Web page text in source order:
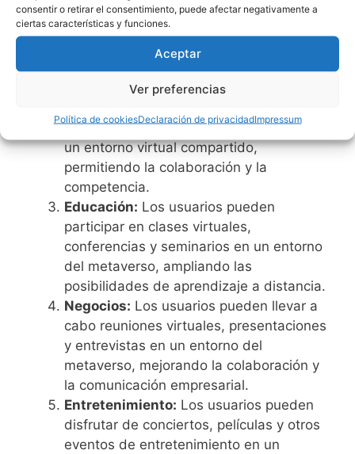
consentir o retirar el consentimiento, puede afectar negativamente a
ciertas características y funciones.
Aceptar
Ver preferencias
Política de cookiesDeclaración de privacidadImpressum
transparente y protegida. Esta guÃ­a sobre
explica cÃ³mo
verificar la autorizaciÃ³n de la DGOJ, comparar
operadores legales y conocer sus mÃ©todos de
responsable.
El uso de criptomonedas en el entretenimiento
digital sigue creciendo gracias a la rapidez y
estabilidad de las transacciones. Para conocer
plataformas, bonos y redes compatibles como
TRC20 o BEP20, consulta esta guÃ­a sobrecasinos
y compara las principales opciones
disponibles.
Elegir una plataforma regulada es fundamental
para disfrutar de una experiencia de juego mÃ¡s
segura, transparente y responsable. Consulta esta
guÃ­a de losmejores casinos online legales en
EspaÃ±a 2026para comparar operadores,
licencias, mÃ©todos de pago y otros criterios
relevantes antes de registrarte.
Realidad virtual:
interactuar con otros en un entorno
virtual en 3D, creando experiencias
inmersivas y sociales.
jugar videojuegos en línea con otros en
un entorno virtual compartido,
permitiendo la colaboración y la
competencia.
Educación: Los usuarios pueden
participar en clases virtuales,
conferencias y seminarios en un entorno
del metaverso, ampliando las
posibilidades de aprendizaje a distancia.
Negocios: Los usuarios pueden llevar a
cabo reuniones virtuales, presentaciones
y entrevistas en un entorno del
metaverso, mejorando la colaboración y
la comunicación empresarial.
Entretenimiento: Los usuarios pueden
disfrutar de conciertos, películas y otros
eventos de entretenimiento en un